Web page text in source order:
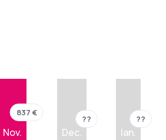
Nov.
837 €
Dec.
??
Ian.
??